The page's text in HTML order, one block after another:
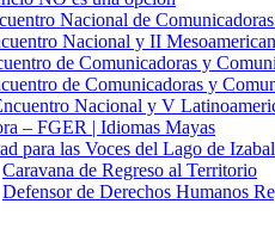
Nacional de
Nacional y II
de Comunicadoras y
de Comunicadoras y
Nacional y V
– FGER | Idiomas Mayas
para las Voces del Lago de Izabal
Caravana de Regreso al Territorio
Defensor de Derechos Humanos